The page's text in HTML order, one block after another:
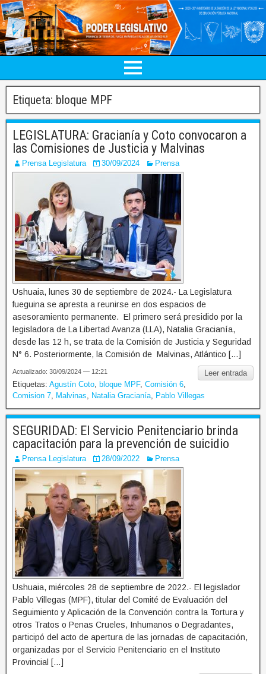
Etiqueta: bloque MPF
LEGISLATURA: Gracianía y Coto convocaron a
las Comisiones de Justicia y Malvinas
Prensa Legislatura 30/09/2024 Prensa
Ushuaia, lunes 30 de septiembre de 2024.- La Legislatura
fueguina se apresta a reunirse en dos espacios de
asesoramiento permanente. El primero será presidido por la
legisladora de La Libertad Avanza (LLA), Natalia Gracianía,
desde las 12 h, se trata de la Comisión de Justicia y Seguridad
N° 6. Posteriormente, la Comisión de Malvinas, Atlántico […]
Leer entrada
Actualizado: 30/09/2024 — 12:21
Etiquetas: Agustín Coto bloque MPF, Comisión 6
Comision 7
Malvinas Natalia Gracianía Pablo Villegas
SEGURIDAD: El Servicio Penitenciario brinda
capacitación para la prevención de suicidio
Prensa Legislatura 28/09/2022 Prensa
Ushuaia, miércoles 28 de septiembre de 2022.- El legislador
Pablo Villegas (MPF), titular del Comité de Evaluación del
Seguimiento y Aplicación de la Convención contra la Tortura y
otros Tratos o Penas Crueles, Inhumanos o Degradantes,
participó del acto de apertura de las jornadas de capacitación,
organizadas por el Servicio Penitenciario en el Instituto
Provincial […]